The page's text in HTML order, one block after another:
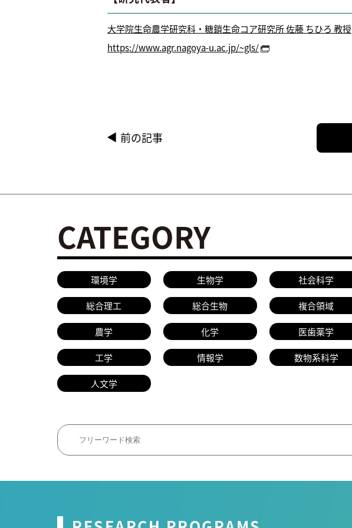
大学院生命農学研究科・糖鎖生命コア研究所 佐藤 ちひろ 教授
https://www.agr.nagoya-u.ac.jp/~gls/
前の記事
CATEGORY
環境学 生物学 社会科学
総合理工 総合生物 複合領域
農学 化学 医歯薬学
工学 情報学 数物系科学
人文学